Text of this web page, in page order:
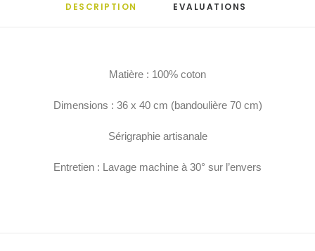
DESCRIPTION EVALUATIONS
Matière : 100% coton
Dimensions : 36 x 40 cm (bandoulière 70 cm)
Sérigraphie artisanale
Entretien : Lavage machine à 30° sur l’envers